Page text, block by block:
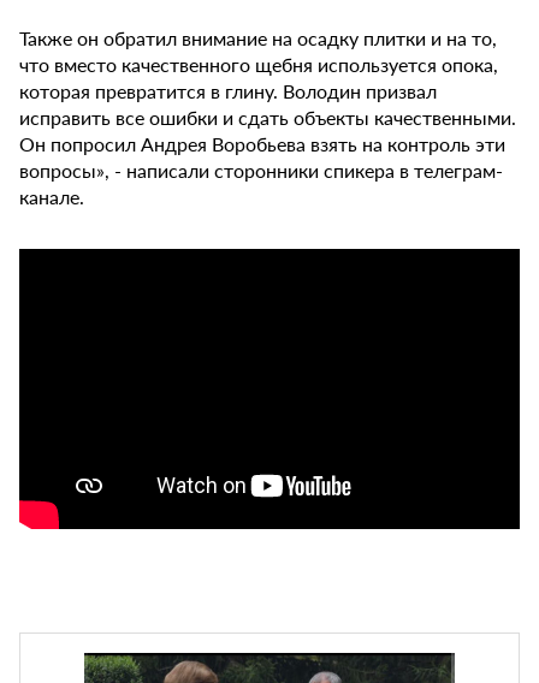
Также он обратил внимание на осадку плитки и на то,
что вместо качественного щебня используется опока,
которая превратится в глину. Володин призвал
исправить все ошибки и сдать объекты качественными.
Он попросил Андрея Воробьева взять на контроль эти
вопросы», - написали сторонники спикера в телеграм-
канале.